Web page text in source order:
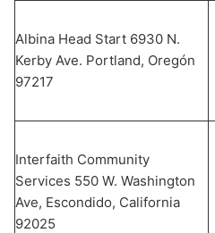
Albina Head Start 6930 N.
Kerby Ave. Portland, Oregón
97217
Interfaith Community
Services 550 W. Washington
Ave, Escondido, California
92025